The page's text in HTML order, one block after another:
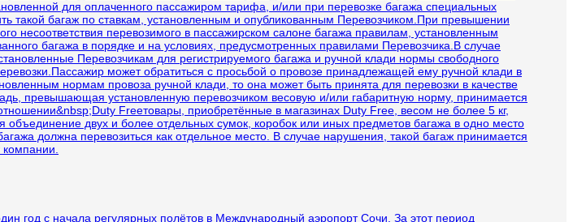
для оплаченного пассажиром тарифа, и/или при перевозке багажа специальных
такой багаж по ставкам, установленным и опубликованным Перевозчиком.При превышении
несоответствия перевозимого в пассажирском салоне багажа правилам, установленным
багажа в порядке и на условиях, предусмотренных правилами Перевозчика.В случае
Перевозчикам для регистрируемого багажа и ручной клади нормы свободного
может обратиться с просьбой о провозе принадлежащей ему ручной клади в
нормам провоза ручной клади, то она может быть принята для перевозки в качестве
превышающая установленную перевозчиком весовую и/или габаритную норму, принимается
Freeтовары, приобретённые в магазинах Duty Free, весом не более 5 кг,
двух и более отдельных сумок, коробок или иных предметов багажа в одно место
должна перевозиться как отдельное место. В случае нарушения, такой багаж принимается
год с начала регулярных полётов в Международный аэропорт Сочи. За этот период